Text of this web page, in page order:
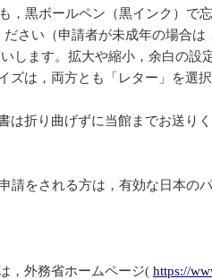
黒ボールペン（黒インク）で
さい（申請者が未成年の場合は
ます。拡大や縮小，余白の
は，両方とも「レター」を
折り曲げずに当館までお送りく
をされる方は，有効な日本
，外務省ホームページ( https://